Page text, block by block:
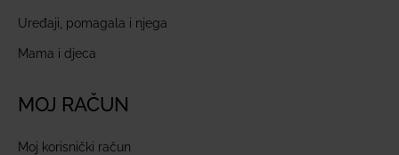
Uređaji, pomagala i njega
Mama i djeca
MOJ RAČUN
Moj korisnički račun